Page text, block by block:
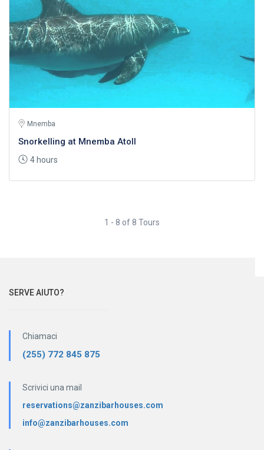
Mnemba
Snorkelling at Mnemba Atoll
4 hours
1 - 8 of 8 Tours
SERVE AIUTO?
Chiamaci
(255) 772 845 875
Scrivici una mail
reservations@zanzibarhouses.com
info@zanzibarhouses.com